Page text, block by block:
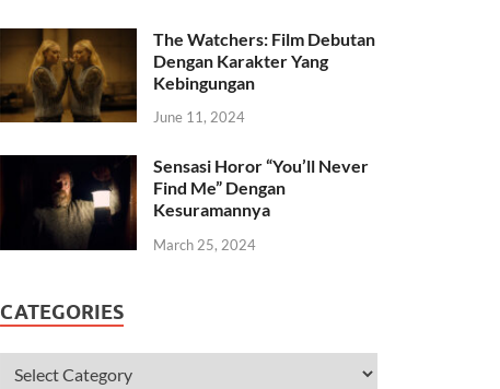
The Watchers: Film Debutan
Dengan Karakter Yang
Kebingungan
June 11, 2024
Sensasi Horor “You’ll Never
Find Me” Dengan
Kesuramannya
March 25, 2024
CATEGORIES